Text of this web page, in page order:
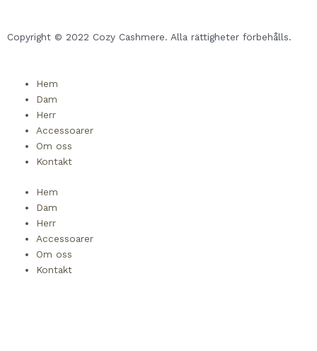
u
a
r
e
Copyright © 2022 Cozy Cashmere. Alla rättigheter förbehålls.
Hem
Dam
Herr
Accessoarer
Om oss
Kontakt
Hem
Dam
Herr
Accessoarer
Om oss
Kontakt